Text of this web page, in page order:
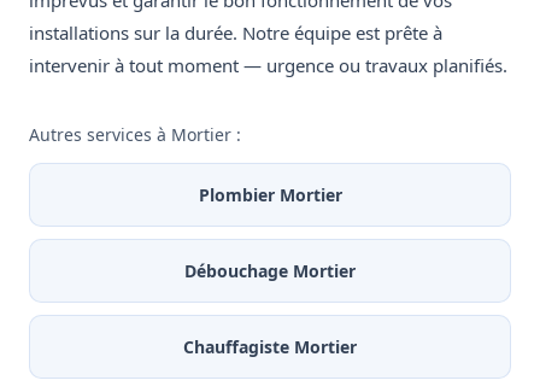
installations sur la durée. Notre équipe est prête à
intervenir à tout moment — urgence ou travaux planifiés.
Autres services à Mortier :
Plombier Mortier
Débouchage Mortier
Chauffagiste Mortier